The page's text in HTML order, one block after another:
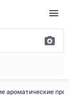
ароматические